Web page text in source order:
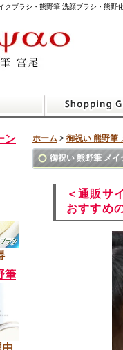
クブラシ・熊野筆 洗顔ブラシ・熊野
ン
筆
ホーム > 御祝い 熊野筆
御祝い 熊野筆 メ
＜通販サ
おすすめ